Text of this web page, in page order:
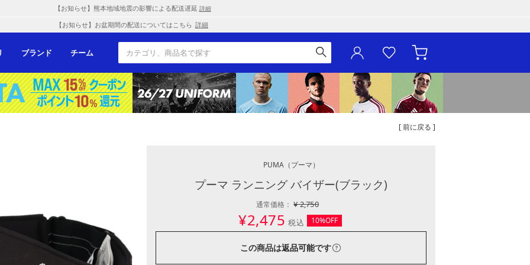
【お知らせ】熊本地域地震の影響による配送遅延 詳細
【お知らせ】お盆期間の配送についてはこちら 詳細
ブランド チーム
[ 前に戻る ]
PUMA（プーマ）
プーマ ランニング バイザー(ブラック)
通常価格：¥ 2,750
¥2,475 税込 10%OFF
この商品は返品可能です